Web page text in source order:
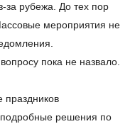
за рубежа. До тех пор
мероприятия не
пока не назвало.
праздников
подробные решения по